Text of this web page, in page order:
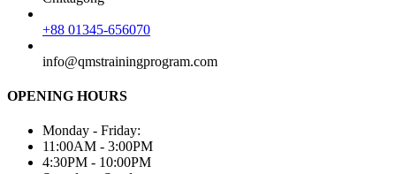
+88 01345-656070
info@qmstrainingprogram.com
OPENING HOURS
Monday - Friday:
11:00AM - 3:00PM
4:30PM - 10:00PM